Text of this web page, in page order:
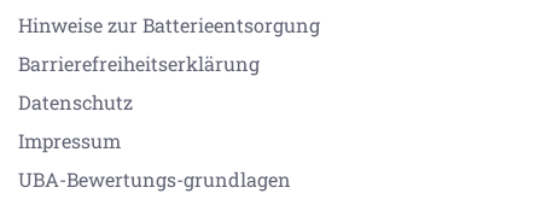
Hinweise zur Batterieentsorgung
Barrierefreiheitserklärung
Datenschutz
Impressum
UBA-Bewertungs-grundlagen